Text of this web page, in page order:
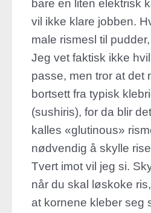
bare en liten elektrisk
vil ikke klare jobben.
male rismesl til
Jeg vet faktisk ikke
passe, men tror at det
bortsett fra typisk
(sushiris), for da blir
kalles «glutinous»
nødvendig å skylle
Tvert imot vil jeg si.
når du skal løskoke
at kornene kleber seg